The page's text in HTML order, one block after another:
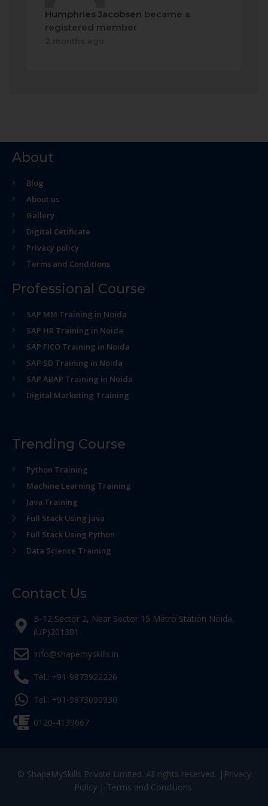
Humphries Jacobsen became a
registered member
About
Blog
About us
Gallery
Digital Cetificate
Privacy policy
Terms and Conditions
Professional Course
SAP MM Training in Noida
SAP HR Training in Noida
SAP FICO Training in Noida
SAP SD Training in Noida
SAP ABAP Training in Noida
Digital Marketing Training
Trending Course
Python Training
Machine Learning Training
Java Training
Full Stack Using java
Full Stack Using Python
Data Science Training
Contact Us
B-12 Sector 2, Near Sector 15 Metro Station Noida,
(UP)201301
Info@shapemyskills.in
Tel.: +91-9873922226
Tel.: +91-9873090930
0120-4139667
© ShapeMySkills Private Limited. All rights reserved. | Privacy
Policy| Terms and Conditions